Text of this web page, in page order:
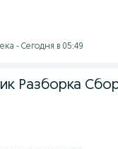
- Сегодня в 05:49
Разборка